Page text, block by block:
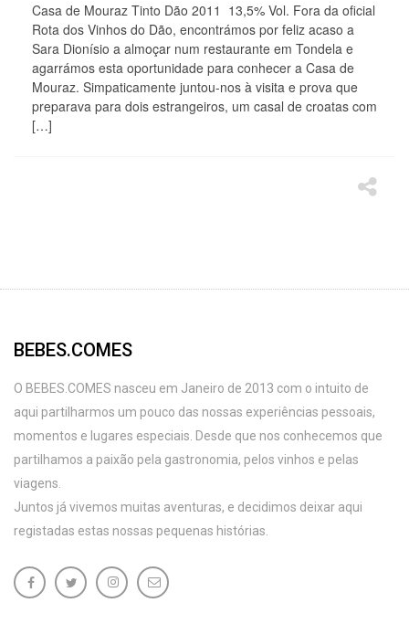
Casa de Mouraz Tinto Dão 2011 13,5% Vol. Fora da oficial
Rota dos Vinhos do Dão, encontrámos por feliz acaso a
Sara Dionísio a almoçar num restaurante em Tondela e
agarrámos esta oportunidade para conhecer a Casa de
Mouraz. Simpaticamente juntou-nos à visita e prova que
preparava para dois estrangeiros, um casal de croatas com
[…]
BEBES.COMES
O BEBES.COMES nasceu em Janeiro de 2013 com o intuito de
aqui partilharmos um pouco das nossas experiências pessoais,
momentos e lugares especiais. Desde que nos conhecemos que
partilhamos a paixão pela gastronomia, pelos vinhos e pelas
viagens.
Juntos já vivemos muitas aventuras, e decidimos deixar aqui
registadas estas nossas pequenas histórias.